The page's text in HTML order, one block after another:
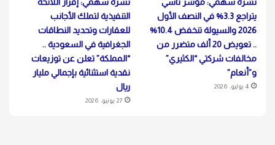
يتراجع 3.3% في النصف الأول
2026 والسيولة تنخفض 10.4%
.. تعويض 20 ألف متضرر من
مخالفات شركتي “الكثيري”
و”أنعام”
4 يوليو، 2026
التنفيذية لتملك الأجانب
للعقارات وتحديد النطاقات
الجغرافية في السعودية ..
“المملكة” تعلن عن توزيعات
نقدية استثنائية بإجمالي مليار
ريال
27 يونيو، 2026